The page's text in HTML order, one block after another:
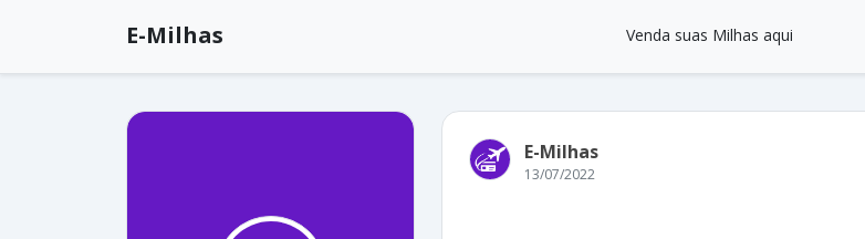
E-Milhas Venda suas Milhas aqui
E-Milhas
13/07/2022